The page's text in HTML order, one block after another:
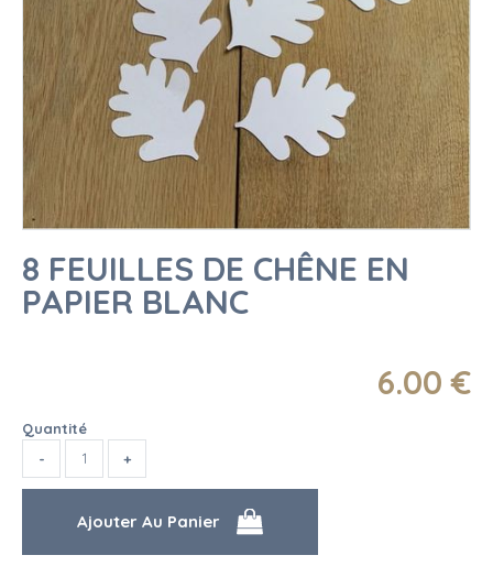
8 FEUILLES DE CHÊNE EN
PAPIER BLANC
6.00 €
Quantité